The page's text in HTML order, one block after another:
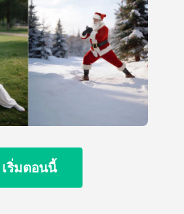
เริ่มตอนนี้